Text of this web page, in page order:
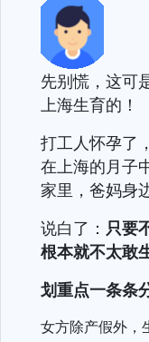
先别慌，这可
上海生育的！
打工人怀孕了
在上海的月子
家里，爸妈身
说白了： 只要
根本就不太敢
划重点一条条
女方除产假外，